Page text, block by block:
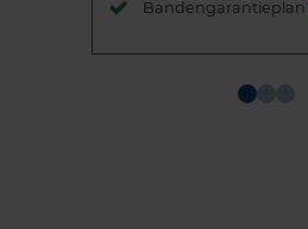
Bandengarantieplan